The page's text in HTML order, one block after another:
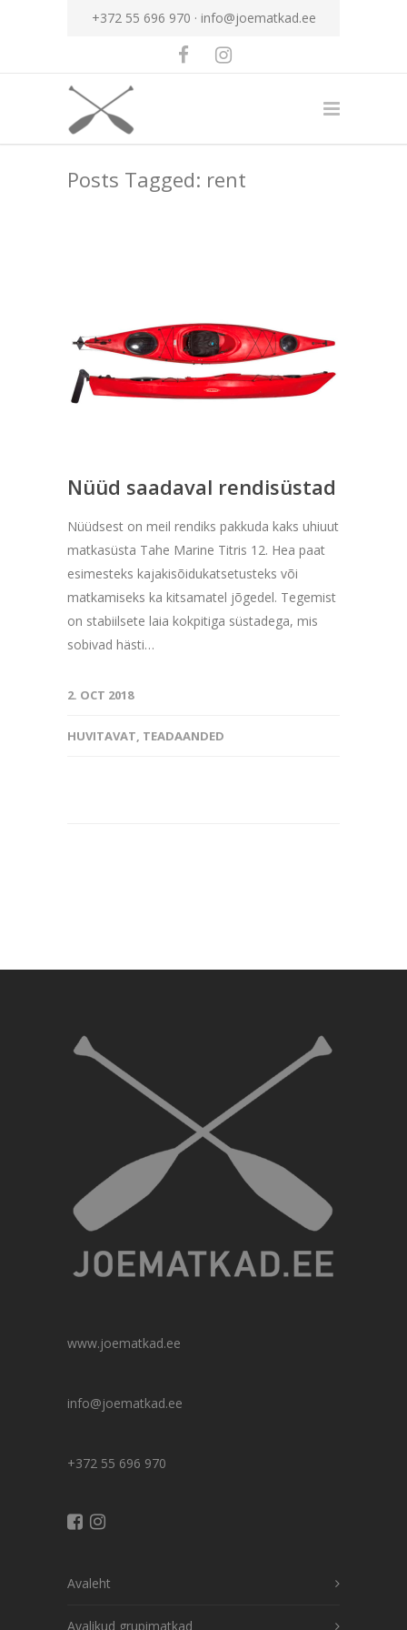
+372 55 696 970 · info@joematkad.ee
Posts Tagged: rent
Nüüd saadaval rendisüstad
Nüüdsest on meil rendiks pakkuda kaks uhiuut
matkasüsta Tahe Marine Titris 12. Hea paat
esimesteks kajakisõidukatsetusteks või
matkamiseks ka kitsamatel jõgedel. Tegemist
on stabiilsete laia kokpitiga süstadega, mis
sobivad hästi…
2. OCT 2018
HUVITAVAT, TEADAANDED
www.joematkad.ee
info@joematkad.ee
+372 55 696 970
Avaleht
Avalikud grupimatkad